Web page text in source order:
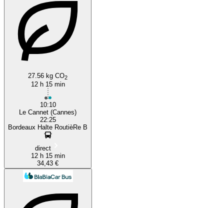
27.56 kg CO2
12 h 15 min
10:10
Le Cannet (Cannes)
22:25
Bordeaux Halte RoutièRe B
direct
12 h 15 min
34,43 €